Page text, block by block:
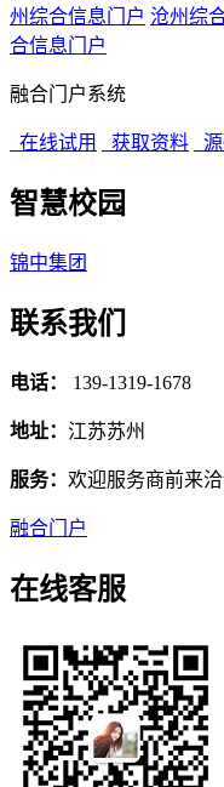
州综合信息门户 沧州综
合信息门户
融合门户系统
在线试用 获取资料
智慧校园
锦中集团
联系我们
电话： 139-1319-1678
地址： 江苏苏州
服务： 欢迎服务商前来
融合门户
在线客服